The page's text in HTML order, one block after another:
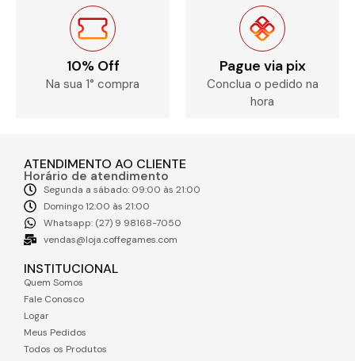
10% Off
Na sua 1° compra
Pague via pix
Conclua o pedido na
hora
ATENDIMENTO AO CLIENTE
Horário de atendimento
Segunda a sábado: 09:00 às 21:00
Domingo 12:00 às 21:00
Whatsapp: (27) 9 98168-7050
vendas@loja.coffegames.com
INSTITUCIONAL
Quem Somos
Fale Conosco
Logar
Meus Pedidos
Todos os Produtos